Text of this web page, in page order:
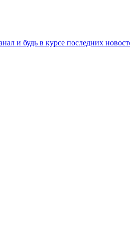
и будь в курсе последних